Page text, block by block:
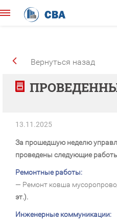
Вернуться назад
13.11.2025
За прошедшую неделю
проведены следующие
Ремонтные работы:
— Ремонт ковша
эт.).
Инженерные коммуникации: